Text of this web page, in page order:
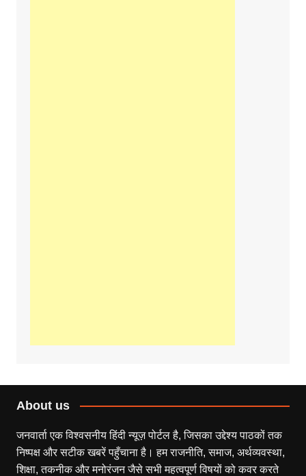
About us
जनवार्ता एक विश्वसनीय हिंदी न्यूज़ पोर्टल है, जिसका उद्देश्य पाठकों तक
निष्पक्ष और सटीक खबरें पहुँचाना है। हम राजनीति, समाज, अर्थव्यवस्था,
शिक्षा, तकनीक और मनोरंजन जैसे सभी महत्वपूर्ण विषयों को कवर करते